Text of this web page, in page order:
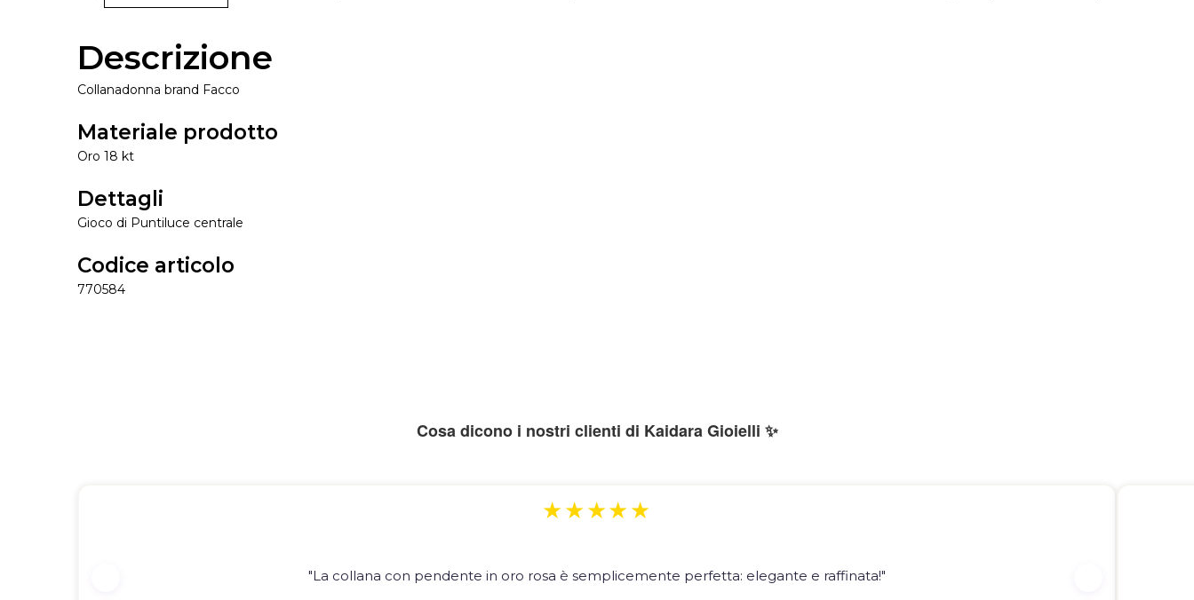
Descrizione
Collanadonna brand Facco
Materiale prodotto
Oro 18 kt
Dettagli
Gioco di Puntiluce centrale
Codice articolo
770584
Cosa dicono i nostri clienti di Kaidara Gioielli ✨
★★★★★
"La collana con pendente in oro rosa è semplicemente perfetta: elegante e raffinata!"